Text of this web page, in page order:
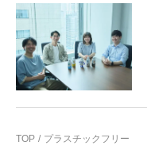
TOP プラスチックフリー